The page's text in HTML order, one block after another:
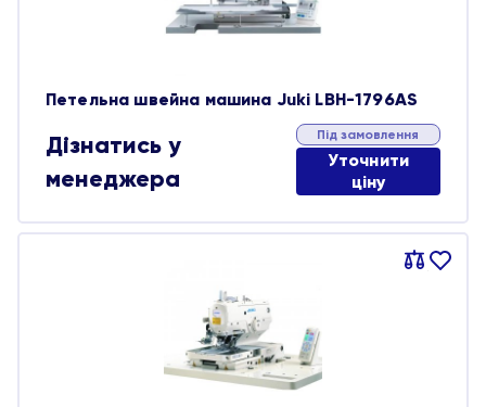
Петельна швейна машина Juki LBH-1796AS
Дізнатись у
менеджера
Під замовлення
Уточнити
ціну
Порівняти
В